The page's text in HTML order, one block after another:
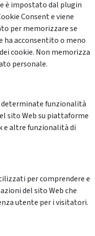
è impostato dal plugin
Consent e viene
per memorizzare se
ha acconsentito o meno
cookie. Non memorizza
personale.
determinate funzionalità
sito Web su piattaforme
e altre funzionalità di
per comprendere e
del sito Web che
utente per i visitatori.